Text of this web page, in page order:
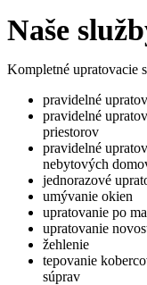
Naše
Kompletné upratovacie
pravidelné
pravidelné
priestorov
pravidelné
nebytových
jednorazové
umývanie okien
upratovanie po
upratovanie
žehlenie
tepovanie
súprav